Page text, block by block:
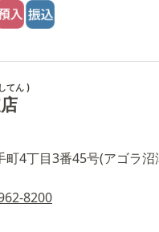
てん )
町4丁目3番45号(アゴラ沼
8200